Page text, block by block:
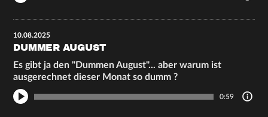
10.08.2025
DUMMER AUGUST
Es gibt ja den "Dummen August"... aber warum ist
ausgerechnet dieser Monat so dumm ?
0:59